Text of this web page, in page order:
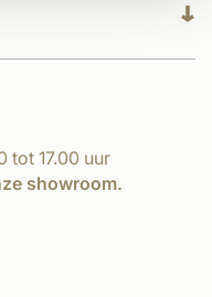
tot 17.00 uur
showroom.